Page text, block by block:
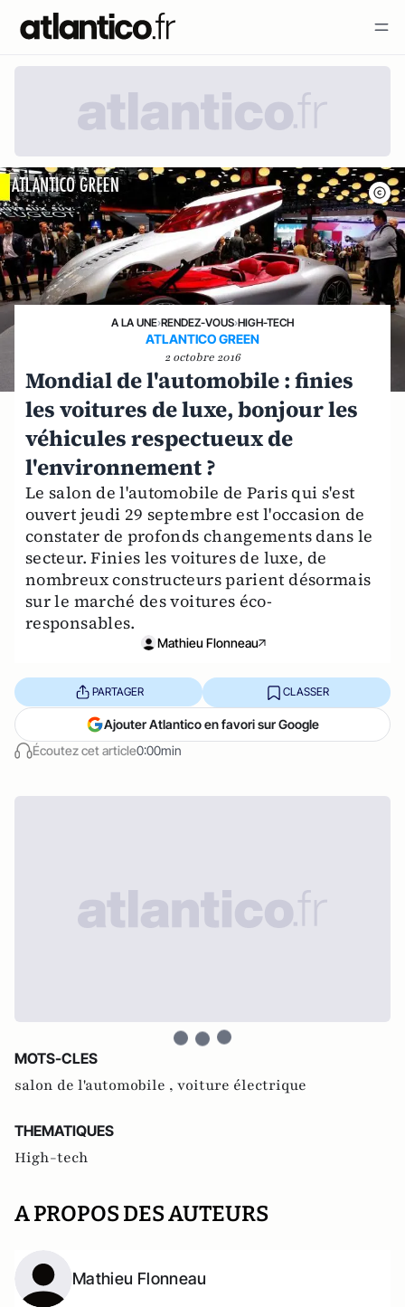
A LA UNE›RENDEZ-VOUS›HIGH-TECH
ATLANTICO GREEN
2 octobre 2016
Mondial de l'automobile : finies
les voitures de luxe, bonjour les
véhicules respectueux de
l'environnement ?
Le salon de l'automobile de Paris qui s'est
ouvert jeudi 29 septembre est l'occasion de
constater de profonds changements dans le
secteur. Finies les voitures de luxe, de
nombreux constructeurs parient désormais
sur le marché des voitures éco-
responsables.
Mathieu Flonneau
Écoutez cet article0:00min
PARTAGER CLASSER
Ajouter Atlantico en favori sur Google
MOTS-CLES
salon de l'automobile , voiture électrique
THEMATIQUES
High-tech
A PROPOS DES AUTEURS
Mathieu Flonneau